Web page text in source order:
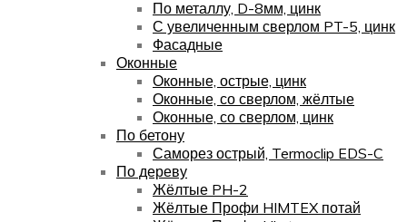
По металлу, D-8мм, цинк
С увеличенным сверлом PT-5, цинк
Фасадные
Оконные
Оконные, острые, цинк
Оконные, со сверлом, жёлтые
Оконные, со сверлом, цинк
По бетону
Саморез острый, Termoclip EDS-C
По дереву
Жёлтые PH-2
Жёлтые Профи HIMTEX потай